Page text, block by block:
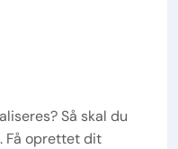
Så skal du
Få oprettet dit